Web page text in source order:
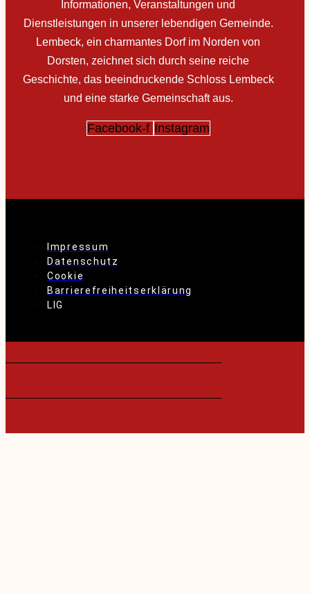
Informationen, Veranstaltungen und
Dienstleistungen in unserer lebendigen Gemeinde.
Lembeck, ein charmantes Dorf im Norden von
Dorsten, zeichnet sich durch seine reiche
Geschichte, das beeindruckende Schloss Lembeck
und eine starke Gemeinschaft aus.
Facebook-f Instagram
Impressum
Datenschutz
Cookie
Barrierefreiheitserklärung
LIG